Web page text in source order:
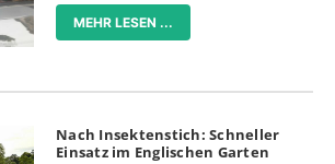
MEHR LESEN ...
Nach Insektenstich: Schneller
Einsatz im Englischen Garten